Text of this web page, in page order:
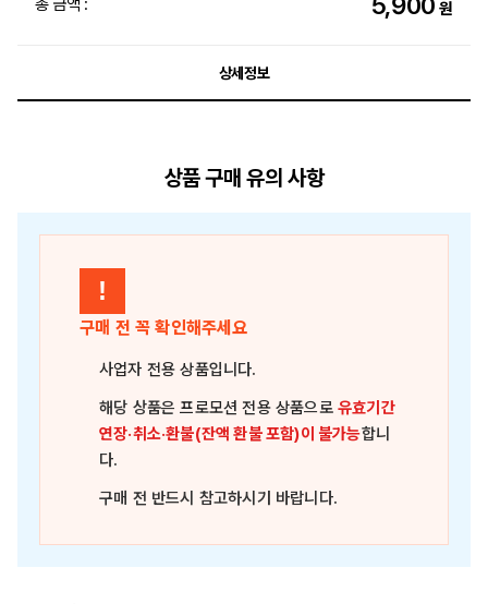
총 금액 : 원
상세정보
상품 구매 유의 사항
!
구매 전 꼭 확인해주세요
사업자 전용 상품입니다.
해당 상품은프로모션 전용 상품으로유효기간
연장·취소·환불(잔액 환불 포함)이 불가능합니
다.
구매 전 반드시 참고하시기 바랍니다.